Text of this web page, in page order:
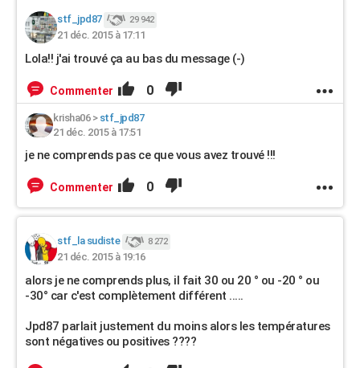
stf_jpd87 29 942
21 déc. 2015 à 17:11
Lola!! j'ai trouvé ça au bas du message (-)
Commenter 0
krisha06> stf_jpd87
21 déc. 2015 à 17:51
je ne comprends pas ce que vous avez trouvé !!!
Commenter 0
stf_la sudiste 8 272
21 déc. 2015 à 19:16
alors je ne comprends plus, il fait 30 ou 20 ° ou -20 ° ou
-30° car c'est complètement différent .....
Jpd87 parlait justement du moins alors les températures
sont négatives ou positives ????